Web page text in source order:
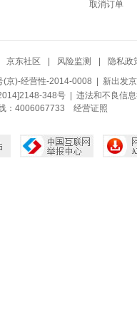
取消订单
京东社区 风险监测 隐私政
(京)-经营性-2014-0008 | 新出发
348号| 违法和不良信息
：4006067733 经营证照